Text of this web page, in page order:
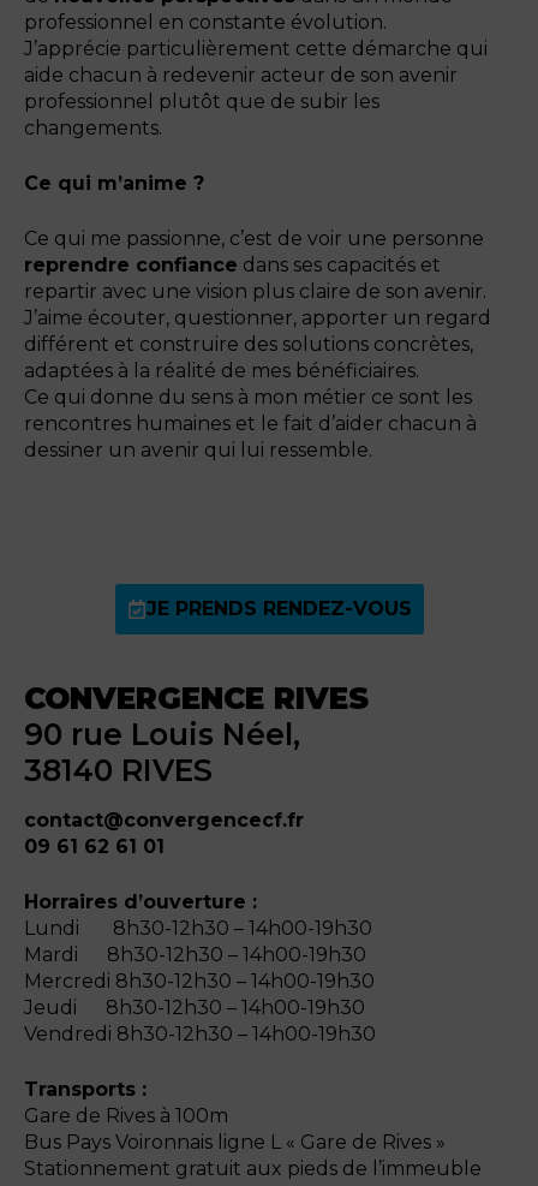
professionnel en constante évolution.
J’apprécie particulièrement cette démarche qui
aide chacun à redevenir acteur de son avenir
professionnel plutôt que de subir les
changements.
Ce qui m’anime ?
Ce qui me passionne, c’est de voir une personne
reprendre confiance dans ses capacités et
repartir avec une vision plus claire de son avenir.
J’aime écouter, questionner, apporter un regard
différent et construire des solutions concrètes,
adaptées à la réalité de mes bénéficiaires.
Ce qui donne du sens à mon métier ce sont les
rencontres humaines et le fait d’aider chacun à
dessiner un avenir qui lui ressemble.
JE PRENDS RENDEZ-VOUS
CONVERGENCE RIVES
90 rue Louis Néel,
38140 RIVES
contact@convergencecf.fr
09 61 62 61 01
Horraires d’ouverture :
Lundi 8h30-12h30 – 14h00-19h30
Mardi 8h30-12h30 – 14h00-19h30
Mercredi 8h30-12h30 – 14h00-19h30
Jeudi 8h30-12h30 – 14h00-19h30
Vendredi 8h30-12h30 – 14h00-19h30
Transports :
Gare de Rives à 100m
Bus Pays Voironnais ligne L « Gare de Rives »
Stationnement gratuit aux pieds de l’immeuble